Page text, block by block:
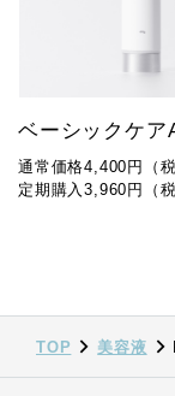
ベーシックケア
通常価格4,400円（税
定期購入3,960円（税
TOP 美容液